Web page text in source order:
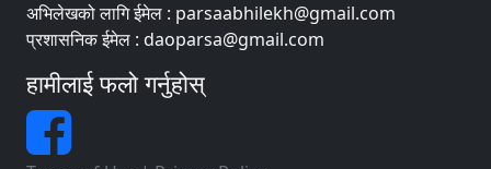
अभिलेखको लागि ईमेल : parsaabhilekh@gmail.com
प्रशासनिक ईमेल : daoparsa@gmail.com
हामीलाई फलो गर्नुहोस्